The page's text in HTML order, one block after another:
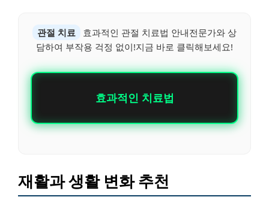
관절 치료
효과적인 관절 치료법 안내전문가와 상
담하여 부작용 걱정 없이!지금 바로 클릭해보세요!
효과적인 치료법
재활과 생활 변화 추천